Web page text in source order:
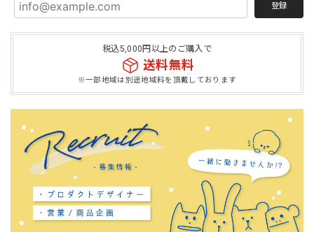
登録
税込5,000円以上のご購入で
送料無料
※一部地域は別途地域料を頂戴しております